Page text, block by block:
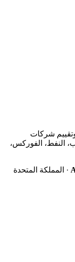
وتقييم شركات
النفط، الفوركس،
· المملكة المتحدة